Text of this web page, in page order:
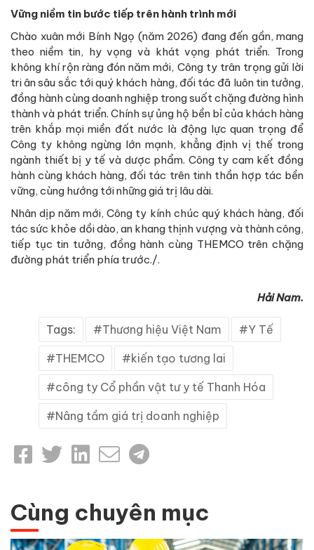
Vững niềm tin bước tiếp trên hành trình mới
Chào xuân mới Bính Ngọ (năm 2026) đang đến gần, mang
theo niềm tin, hy vọng và khát vọng phát triển. Trong
không khí rộn ràng đón năm mới, Công ty trân trọng gửi lời
tri ân sâu sắc tới quý khách hàng, đối tác đã luôn tin tưởng,
đồng hành cùng doanh nghiệp trong suốt chặng đường hình
thành và phát triển. Chính sự ủng hộ bền bỉ của khách hàng
trên khắp mọi miền đất nước là động lực quan trọng để
Công ty không ngừng lớn mạnh, khẳng định vị thế trong
ngành thiết bị y tế và dược phẩm. Công ty cam kết đồng
hành cùng khách hàng, đối tác trên tinh thần hợp tác bền
vững, cùng hướng tới những giá trị lâu dài.
Nhân dịp năm mới, Công ty kính chúc quý khách hàng, đối
tác sức khỏe dồi dào, an khang thịnh vượng và thành công,
tiếp tục tin tưởng, đồng hành cùng THEMCO trên chặng
đường phát triển phía trước./.
Hải Nam.
Tags: Thương hiệu Việt Nam Y Tế
THEMCO kiến tạo tương lai
công ty Cổ phần vật tư y tế Thanh Hóa
Nâng tầm giá trị doanh nghiệp
Cùng chuyên mục